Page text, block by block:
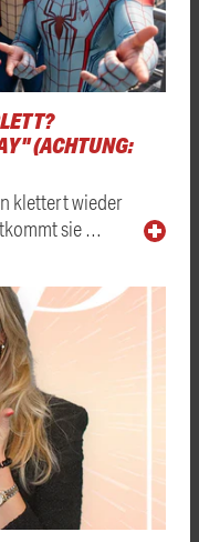
(ACHTUNG:
klettert wieder
sie …